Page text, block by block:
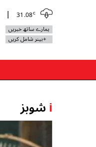
31.08c
ہمارے ساتھ خبریں
+بینر شامل کریں
iشوبز